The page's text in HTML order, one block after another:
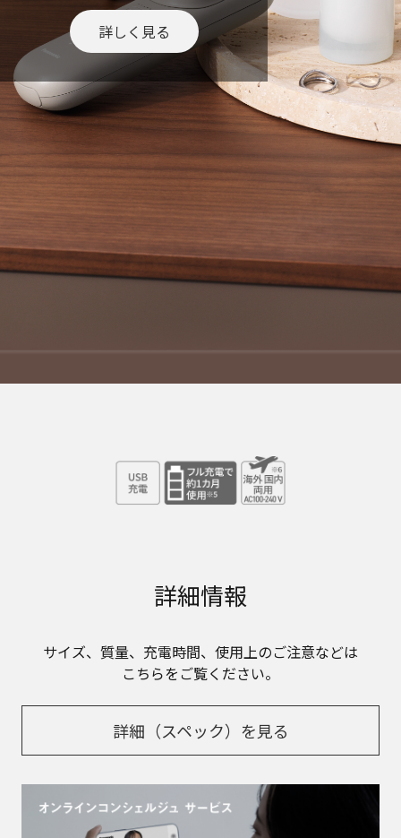
詳しく見る
詳細情報
サイズ、質量、充電時間、使用上のご注意などは
こちらをご覧ください。
詳細（スペック）を見る